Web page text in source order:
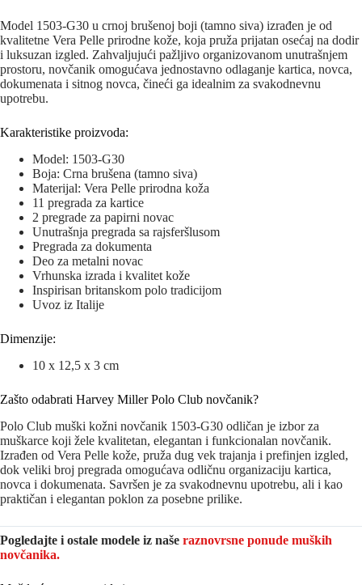
Model 1503-G30 u crnoj brušenoj boji (tamno siva) izrađen je od
kvalitetne Vera Pelle prirodne kože, koja pruža prijatan osećaj na dodir
i luksuzan izgled. Zahvaljujući pažljivo organizovanom unutrašnjem
prostoru, novčanik omogućava jednostavno odlaganje kartica, novca,
dokumenata i sitnog novca, čineći ga idealnim za svakodnevnu
upotrebu.
Karakteristike proizvoda:
Model: 1503-G30
Boja: Crna brušena (tamno siva)
Materijal: Vera Pelle prirodna koža
11 pregrada za kartice
2 pregrade za papirni novac
Unutrašnja pregrada sa rajsferšlusom
Pregrada za dokumenta
Deo za metalni novac
Vrhunska izrada i kvalitet kože
Inspirisan britanskom polo tradicijom
Uvoz iz Italije
Dimenzije:
10 x 12,5 x 3 cm
Zašto odabrati Harvey Miller Polo Club novčanik?
Polo Club muški kožni novčanik 1503-G30 odličan je izbor za
muškarce koji žele kvalitetan, elegantan i funkcionalan novčanik.
Izrađen od Vera Pelle kože, pruža dug vek trajanja i prefinjen izgled,
dok veliki broj pregrada omogućava odličnu organizaciju kartica,
novca i dokumenata. Savršen je za svakodnevnu upotrebu, ali i kao
praktičan i elegantan poklon za posebne prilike.
Pogledajte i ostale modele iz naše raznovrsne ponude muških
novčanika.